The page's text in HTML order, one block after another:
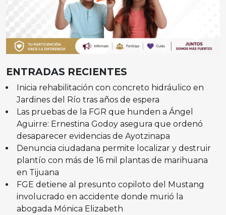
ENTRADAS RECIENTES
Inicia rehabilitación con concreto hidráulico en
Jardines del Río tras años de espera
Las pruebas de la FGR que hunden a Ángel
Aguirre: Ernestina Godoy asegura que ordenó
desaparecer evidencias de Ayotzinapa
Denuncia ciudadana permite localizar y destruir
plantío con más de 16 mil plantas de marihuana
en Tijuana
FGE detiene al presunto copiloto del Mustang
involucrado en accidente donde murió la
abogada Mónica Elizabeth